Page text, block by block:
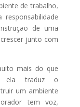
de trabalho,
de uma
junto com
mais do que
ela traduz o
um ambiente
tem voz,